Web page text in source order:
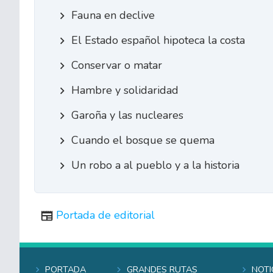
Fauna en declive
El Estado español hipoteca la costa
Conservar o matar
Hambre y solidaridad
Garoña y las nucleares
Cuando el bosque se quema
Un robo a al pueblo y a la historia
Portada de editorial
Portada Grandes rutas